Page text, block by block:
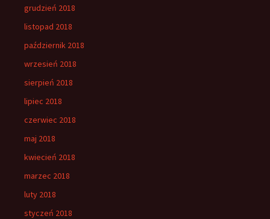
grudzień 2018
listopad 2018
październik 2018
wrzesień 2018
sierpień 2018
lipiec 2018
czerwiec 2018
maj 2018
kwiecień 2018
marzec 2018
luty 2018
styczeń 2018